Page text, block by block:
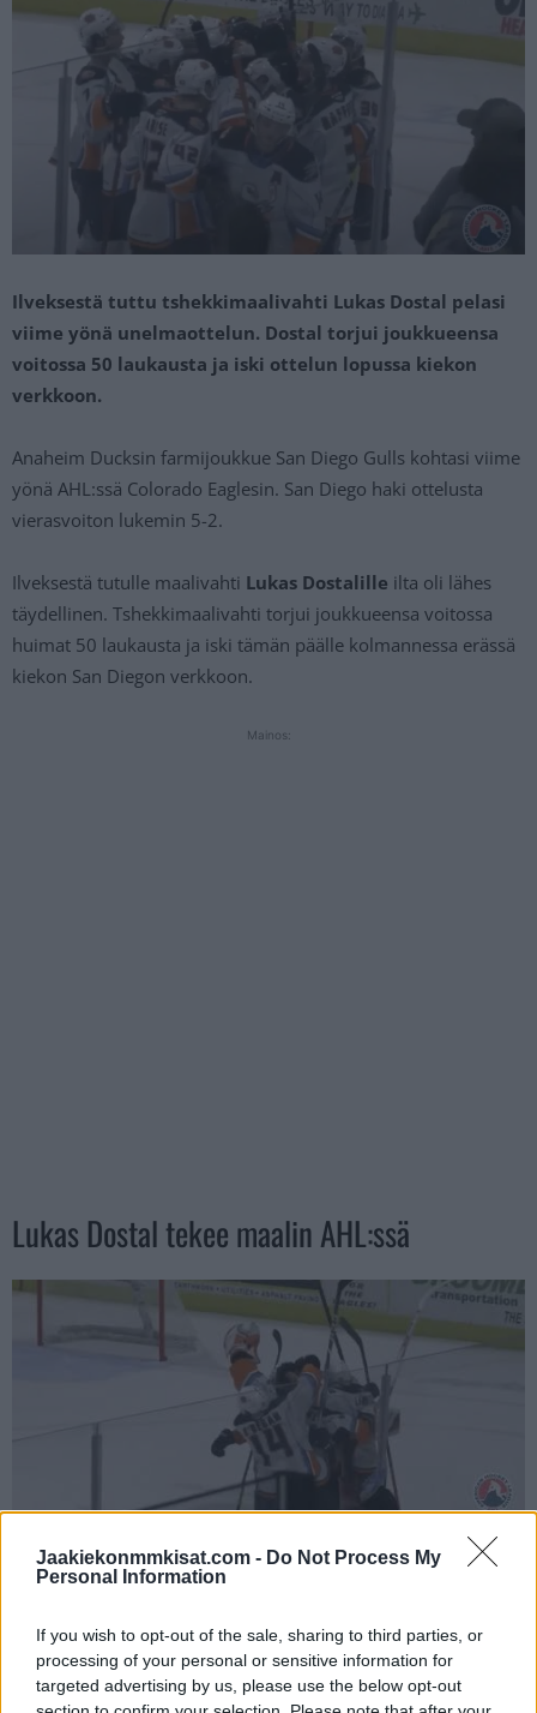
Jaakiekonmmkisat.com - Do Not Process My
Personal Information
If you wish to opt-out of the sale, sharing to third parties, or
processing of your personal or sensitive information for
targeted advertising by us, please use the below opt-out
Ilveksestä tuttu tshekkimaalivahti Lukas Dostal pelasi
viime yönä unelmaottelun. Dostal torjui joukkueensa
voitossa 50 laukausta ja iski ottelun lopussa kiekon
verkkoon.
Anaheim Ducksin farmijoukkue San Diego Gulls kohtasi viime
yönä AHL:ssä Colorado Eaglesin. San Diego haki ottelusta
vierasvoiton lukemin 5-2.
Ilveksestä tutulle maalivahti Lukas Dostalille ilta oli lähes
täydellinen. Tshekkimaalivahti torjui joukkueensa voitossa
huimat 50 laukausta ja iski tämän päälle kolmannessa erässä
kiekon San Diegon verkkoon.
Mainos:
Lukas Dostal tekee maalin AHL:ssä
Youtubesta.